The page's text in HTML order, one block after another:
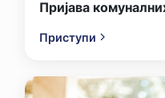
Пријава
Приступи